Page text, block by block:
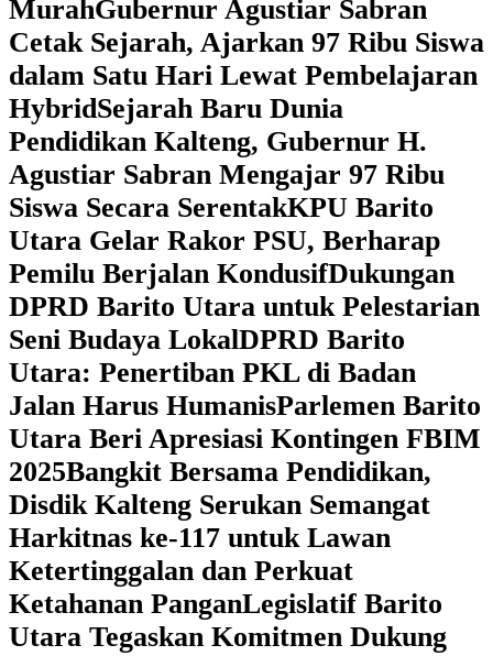
MurahGubernur Agustiar Sabran
Cetak Sejarah, Ajarkan 97 Ribu Siswa
dalam Satu Hari Lewat Pembelajaran
HybridSejarah Baru Dunia
Pendidikan Kalteng, Gubernur H.
Agustiar Sabran Mengajar 97 Ribu
Siswa Secara SerentakKPU Barito
Utara Gelar Rakor PSU, Berharap
Pemilu Berjalan KondusifDukungan
DPRD Barito Utara untuk Pelestarian
Seni Budaya LokalDPRD Barito
Utara: Penertiban PKL di Badan
Jalan Harus HumanisParlemen Barito
Utara Beri Apresiasi Kontingen FBIM
2025‎Bangkit Bersama Pendidikan,
Disdik Kalteng Serukan Semangat
Harkitnas ke-117 untuk Lawan
Ketertinggalan dan Perkuat
Ketahanan PanganLegislatif Barito
Utara Tegaskan Komitmen Dukung